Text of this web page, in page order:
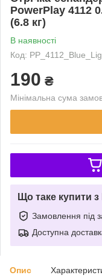
PowerPlay 4112
(6.8 кг)
В наявності
Код:
190 ₴
Мінімальна сума
Що таке купити
Замовлення під
Доступна
Опис